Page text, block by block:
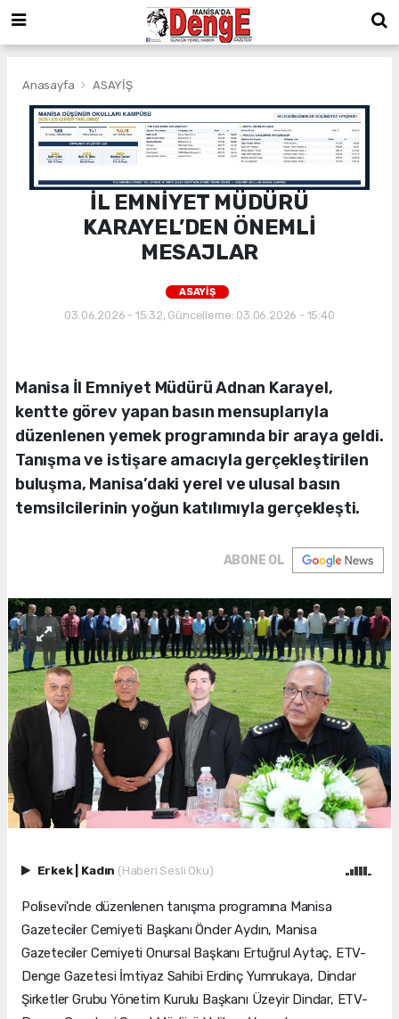
Anasayfa ASAYİŞ
İL EMNİYET MÜDÜRÜ
KARAYEL’DEN ÖNEMLİ
MESAJLAR
ASAYİŞ
03.06.2026 - 15:32, Güncelleme: 03.06.2026 - 15:40
Manisa İl Emniyet Müdürü Adnan Karayel,
kentte görev yapan basın mensuplarıyla
düzenlenen yemek programında bir araya geldi.
Tanışma ve istişare amacıyla gerçekleştirilen
buluşma, Manisa’daki yerel ve ulusal basın
temsilcilerinin yoğun katılımıyla gerçekleşti.
ABONE OL
Erkek Kadın (Haberi Sesli Oku)
Polisevi'nde düzenlenen tanışma programına Manisa
Gazeteciler Cemiyeti Başkanı Önder Aydın, Manisa
Gazeteciler Cemiyeti Onursal Başkanı Ertuğrul Aytaç, ETV-
Denge Gazetesi İmtiyaz Sahibi Erdinç Yumrukaya, Dindar
Şirketler Grubu Yönetim Kurulu Başkanı Üzeyir Dindar, ETV-